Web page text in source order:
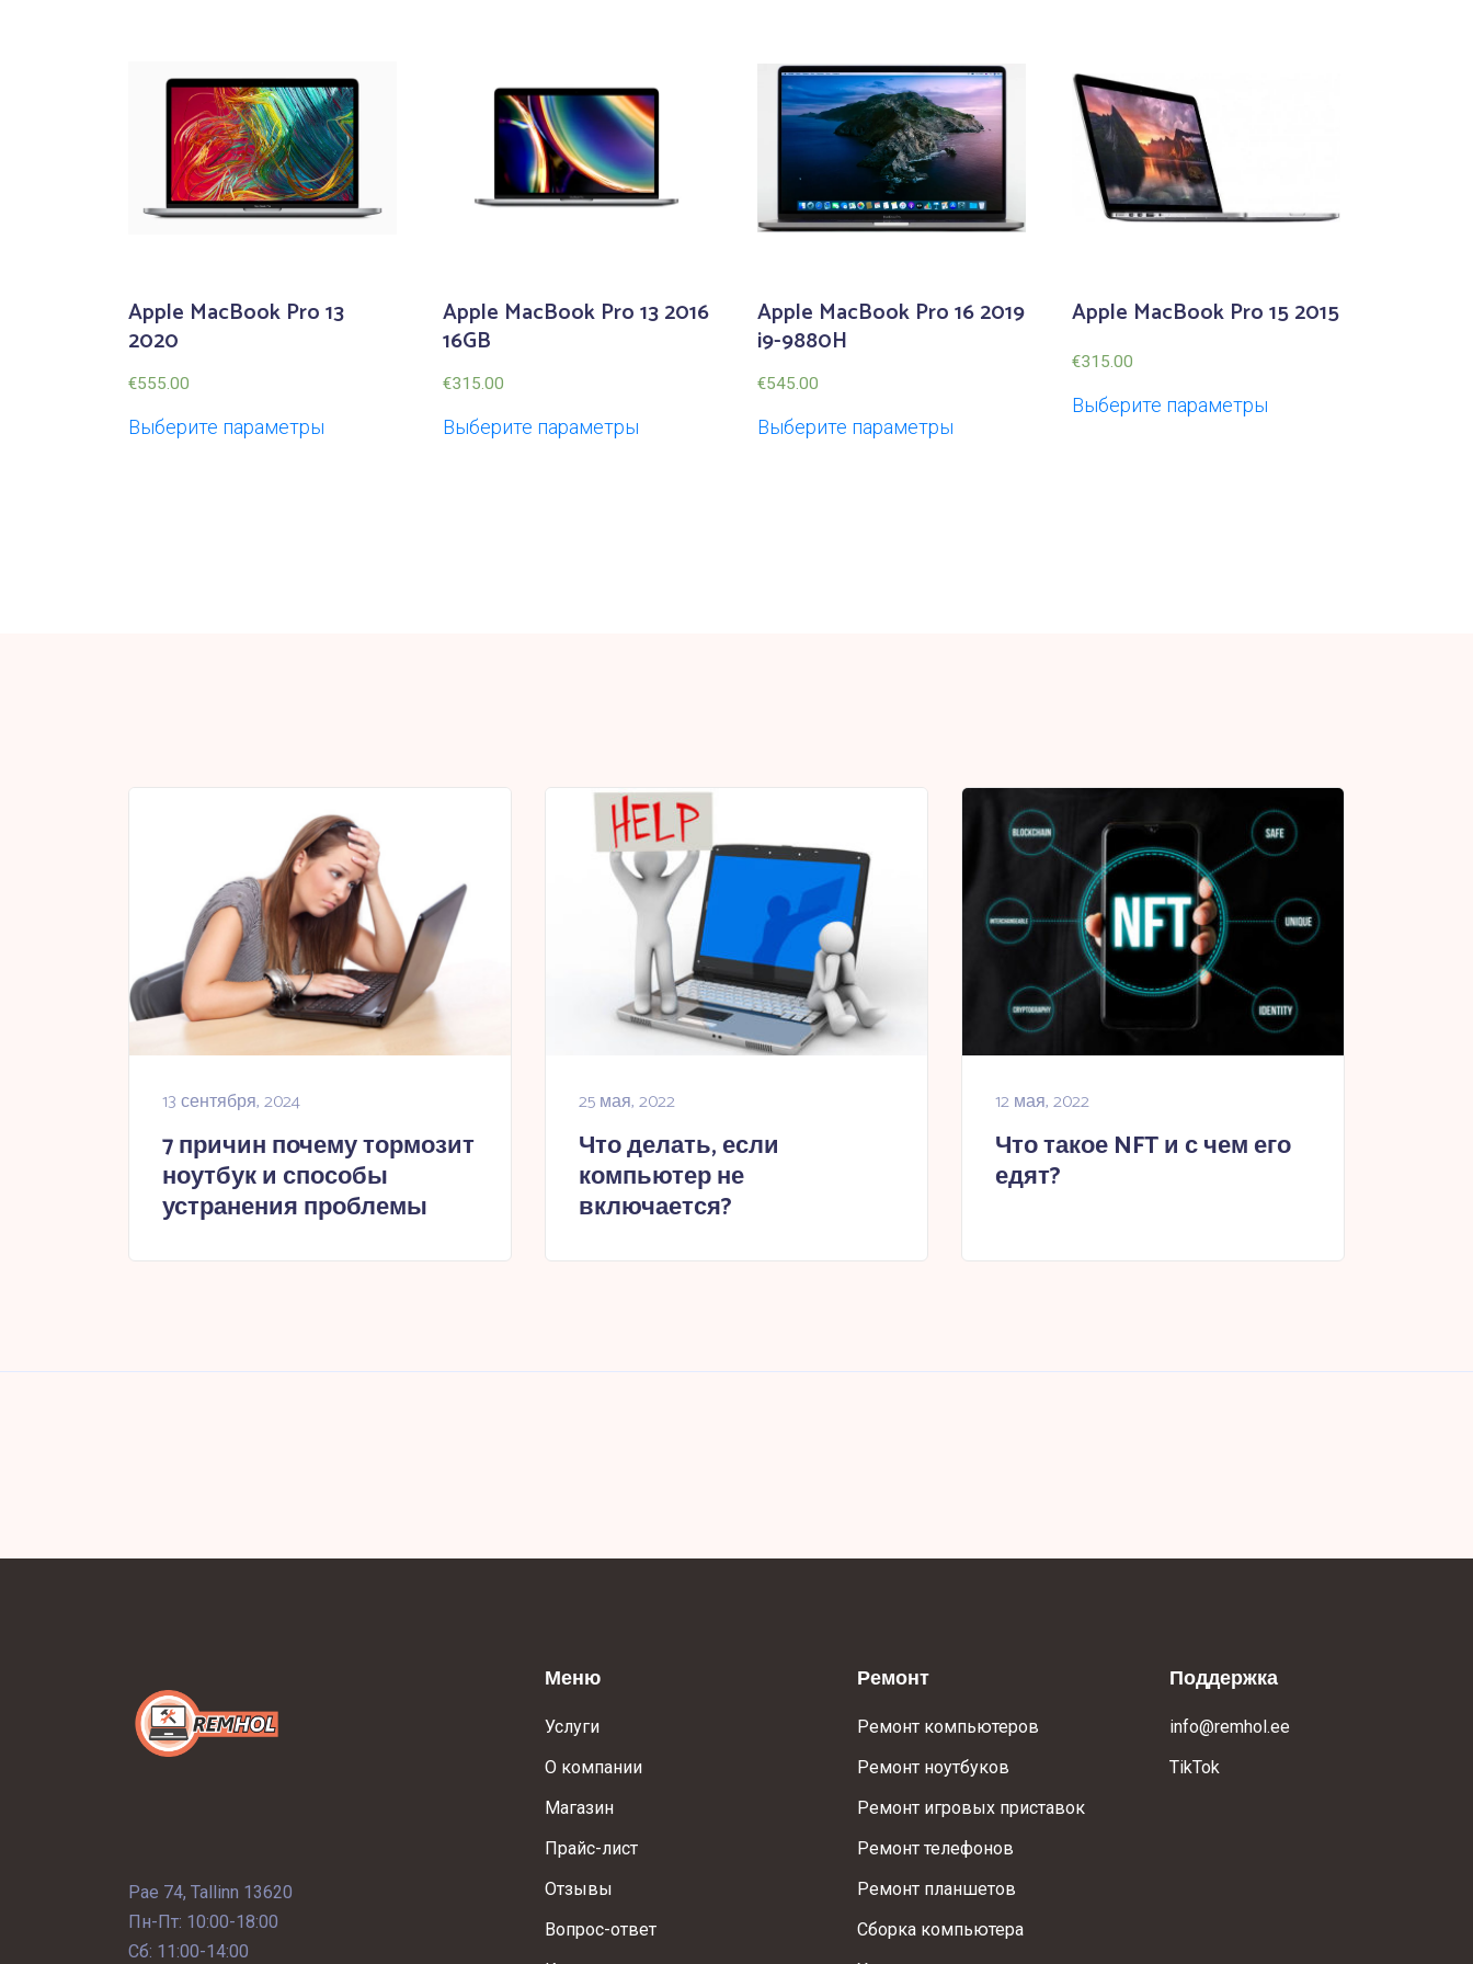
Apple MacBook Pro 13
2020
€555.00
Выберите параметры
Apple MacBook Pro 13 2016
16GB
€315.00
Выберите параметры
Apple MacBook Pro 16 2019
i9-9880H
€545.00
Выберите параметры
Apple MacBook Pro 15 2015
€315.00
Выберите параметры
13 сентября, 2024
7 причин почему тормозит
ноутбук и способы
устранения проблемы
25 мая, 2022
Что делать, если
компьютер не
включается?
12 мая, 2022
Что такое NFT и с чем его
едят?
Pae 74, Tallinn 13620
Пн-Пт: 10:00-18:00
Сб: 11:00-14:00
Меню
Услуги
О компании
Магазин
Прайс-лист
Отзывы
Вопрос-ответ
Ремонт
Ремонт компьютеров
Ремонт ноутбуков
Ремонт игровых приставок
Ремонт телефонов
Ремонт планшетов
Сборка компьютера
Поддержка
info@remhol.ee
TikTok